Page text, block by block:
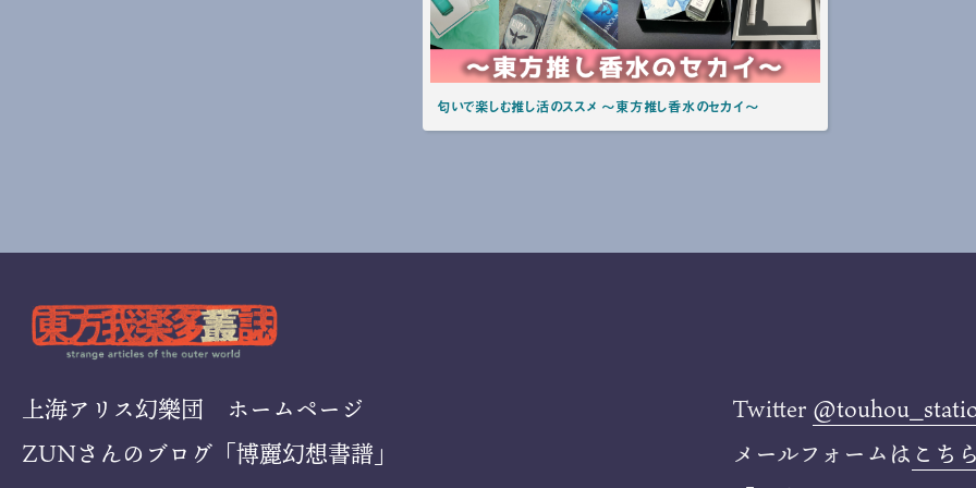
匂いで楽しむ推し活のススメ ～東方推し香水のセカイ～
上海アリス幻樂団 ホームページ
ZUNさんのブログ「博麗幻想書譜」
Twitter
メールフォームは こち